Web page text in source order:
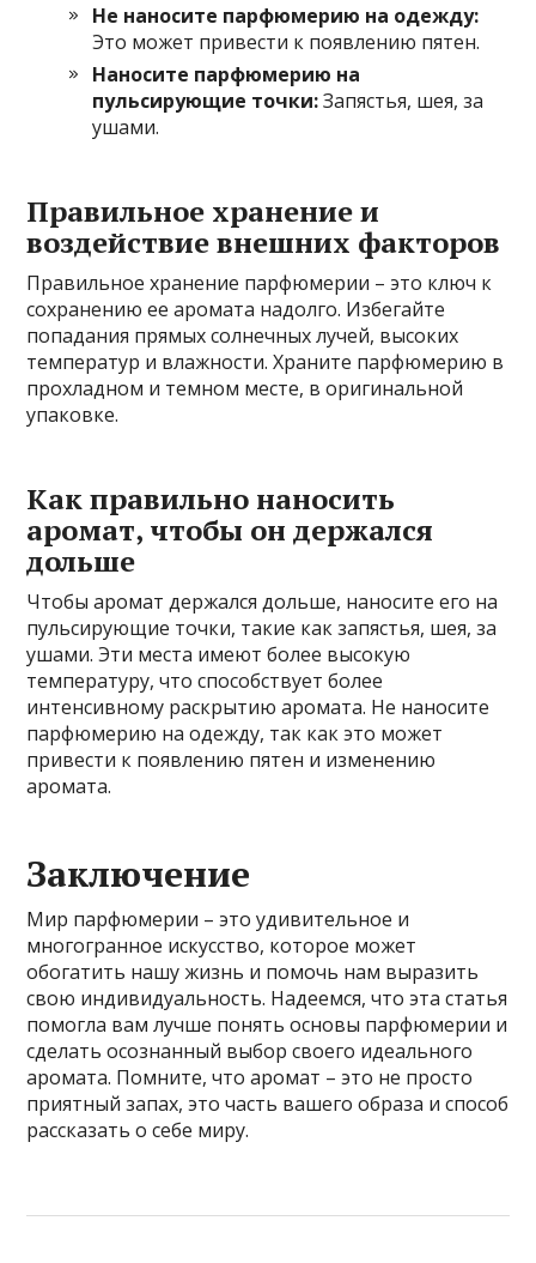
Не наносите парфюмерию на одежду:
Это может привести к появлению пятен.
Наносите парфюмерию на
пульсирующие точки:Запястья, шея, за
ушами.
Правильное хранение и
воздействие внешних факторов
Правильное хранение парфюмерии – это ключ к
сохранению ее аромата надолго. Избегайте
попадания прямых солнечных лучей, высоких
температур и влажности. Храните парфюмерию в
прохладном и темном месте, в оригинальной
упаковке.
Как правильно наносить
аромат, чтобы он держался
дольше
Чтобы аромат держался дольше, наносите его на
пульсирующие точки, такие как запястья, шея, за
ушами. Эти места имеют более высокую
температуру, что способствует более
интенсивному раскрытию аромата. Не наносите
парфюмерию на одежду, так как это может
привести к появлению пятен и изменению
аромата.
Заключение
Мир парфюмерии – это удивительное и
многогранное искусство, которое может
обогатить нашу жизнь и помочь нам выразить
свою индивидуальность. Надеемся, что эта статья
помогла вам лучше понять основы парфюмерии и
сделать осознанный выбор своего идеального
аромата. Помните, что аромат – это не просто
приятный запах, это часть вашего образа и способ
рассказать о себе миру.